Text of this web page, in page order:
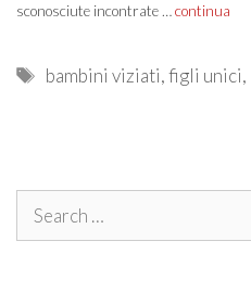
sconosciute incontrate … continua
Tags
bambini viziati,figli unici,
Search